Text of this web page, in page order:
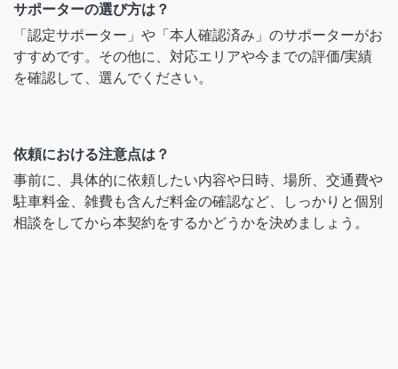
サポーターの選び方は？
「認定サポーター」や「本人確認済み」のサポーターがお
すすめです。その他に、対応エリアや今までの評価/実績
を確認して、選んでください。
依頼における注意点は？
事前に、具体的に依頼したい内容や日時、場所、交通費や
駐車料金、雑費も含んだ料金の確認など、しっかりと個別
相談をしてから本契約をするかどうかを決めましょう。